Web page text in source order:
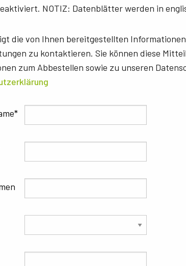
NOTIZ: Datenblätter werden in
die von Ihnen bereitgestellten
zu kontaktieren. Sie können diese
zum Abbestellen sowie zu unseren